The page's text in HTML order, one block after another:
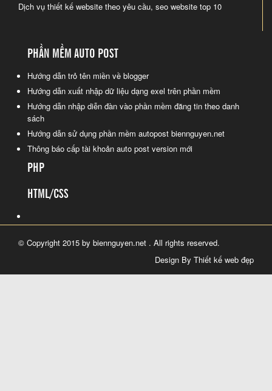
Dịch vụ thiết kế website theo yêu cầu, seo website top 10
PHẦN MỀM AUTO POST
Hướng dẫn trỏ tên miền về blogger
Hướng dẫn xuất nhập dữ liệu dạng exel trên phần mềm
Hướng dẫn nhập diễn đàn vào phần mềm đăng tin theo danh
sách
Hướng dẫn sử dụng phần mềm autopost biennguyen.net
Thông báo cấp tài khoản auto post version mới
PHP
HTML/CSS
© Copyright 2015 by biennguyen.net . All rights reserved.
Design By Thiết kế web đẹp